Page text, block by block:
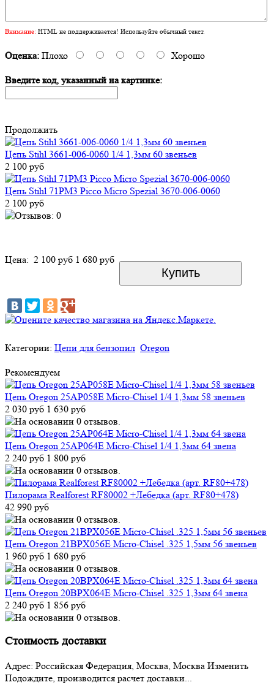
Внимание: HTML не поддерживается! Используйте обычный текст.
Оценка: Плохо Хорошо
Введите код, указанный на картинке:
Продолжить
Цепь Stihl 3661-006-0060 1/4 1,3мм 60 звеньев
2 100 руб
Цепь Stihl 71PM3 Picco Micro Spezial 3670-006-0060
2 100 руб
Цена: 2 100 руб 1 680 руб
Категории: Цепи для бензопил Oregon
Рекомендуем
Цепь Oregon 25AP058E Micro-Chisel 1/4 1,3мм 58 звеньев
2 030 руб 1 630 руб
Цепь Oregon 25AP064E Micro-Chisel 1/4 1,3мм 64 звена
2 240 руб 1 800 руб
Пилорама Realforest RF80002 +Лебедка (арт. RF80+478)
42 990 руб
Цепь Oregon 21BPX056E Micro-Chisel .325 1,5мм 56 звеньев
1 960 руб 1 680 руб
Цепь Oregon 20BPX064E Micro-Chisel .325 1,3мм 64 звена
2 240 руб 1 856 руб
Стоимость доставки
Адрес: Российская Федерация, Москва, Москва Изменить
Подождите, производится расчет доставки...